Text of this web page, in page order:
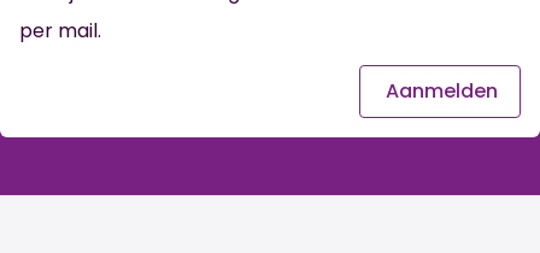
per mail.
Aanmelden